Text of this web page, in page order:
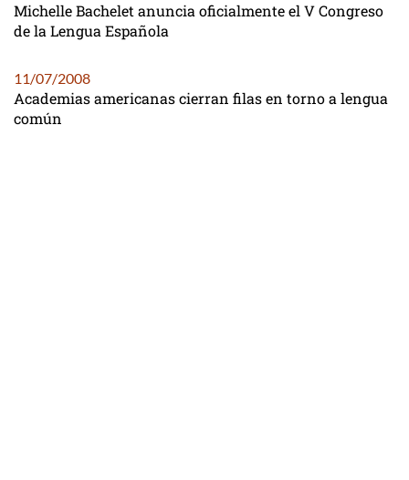
Michelle Bachelet anuncia oficialmente el V Congreso
de la Lengua Española
11/07/2008
Academias americanas cierran filas en torno a lengua
común